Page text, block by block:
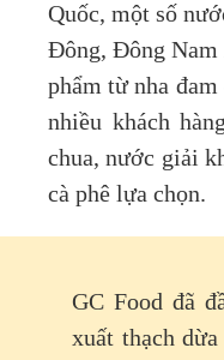
Quốc, một số
Đông, Đông
phẩm từ nha
nhiều khách
chua, nước giải
cà phê lựa chọn.
GC Food đã
xuất thạch